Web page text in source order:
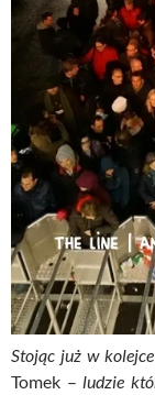
Stojąc już w
Tomek – ludzie